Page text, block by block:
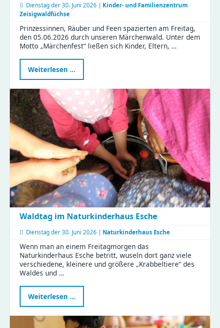
Dienstag der 30. Juni 2026 | Kinder- und Familienzentrum
Zeisigwaldfüchse
Prinzessinnen, Räuber und Feen spazierten am Freitag,
den 05.06.2026 durch unseren Märchenwald. Unter dem
Motto „Märchenfest“ ließen sich Kinder, Eltern, …
Weiterlesen …
Stunden
im
Zeisigwaldfüchse
Waldtag im Naturkinderhaus Esche
Dienstag der 30. Juni 2026 | Naturkinderhaus Esche
Wenn man an einem Freitagmorgen das
Naturkinderhaus Esche betritt, wuseln dort ganz viele
verschiedene, kleinere und größere „Krabbeltiere“ des
Waldes und …
Weiterlesen …
im
Naturkinderhaus
Esche